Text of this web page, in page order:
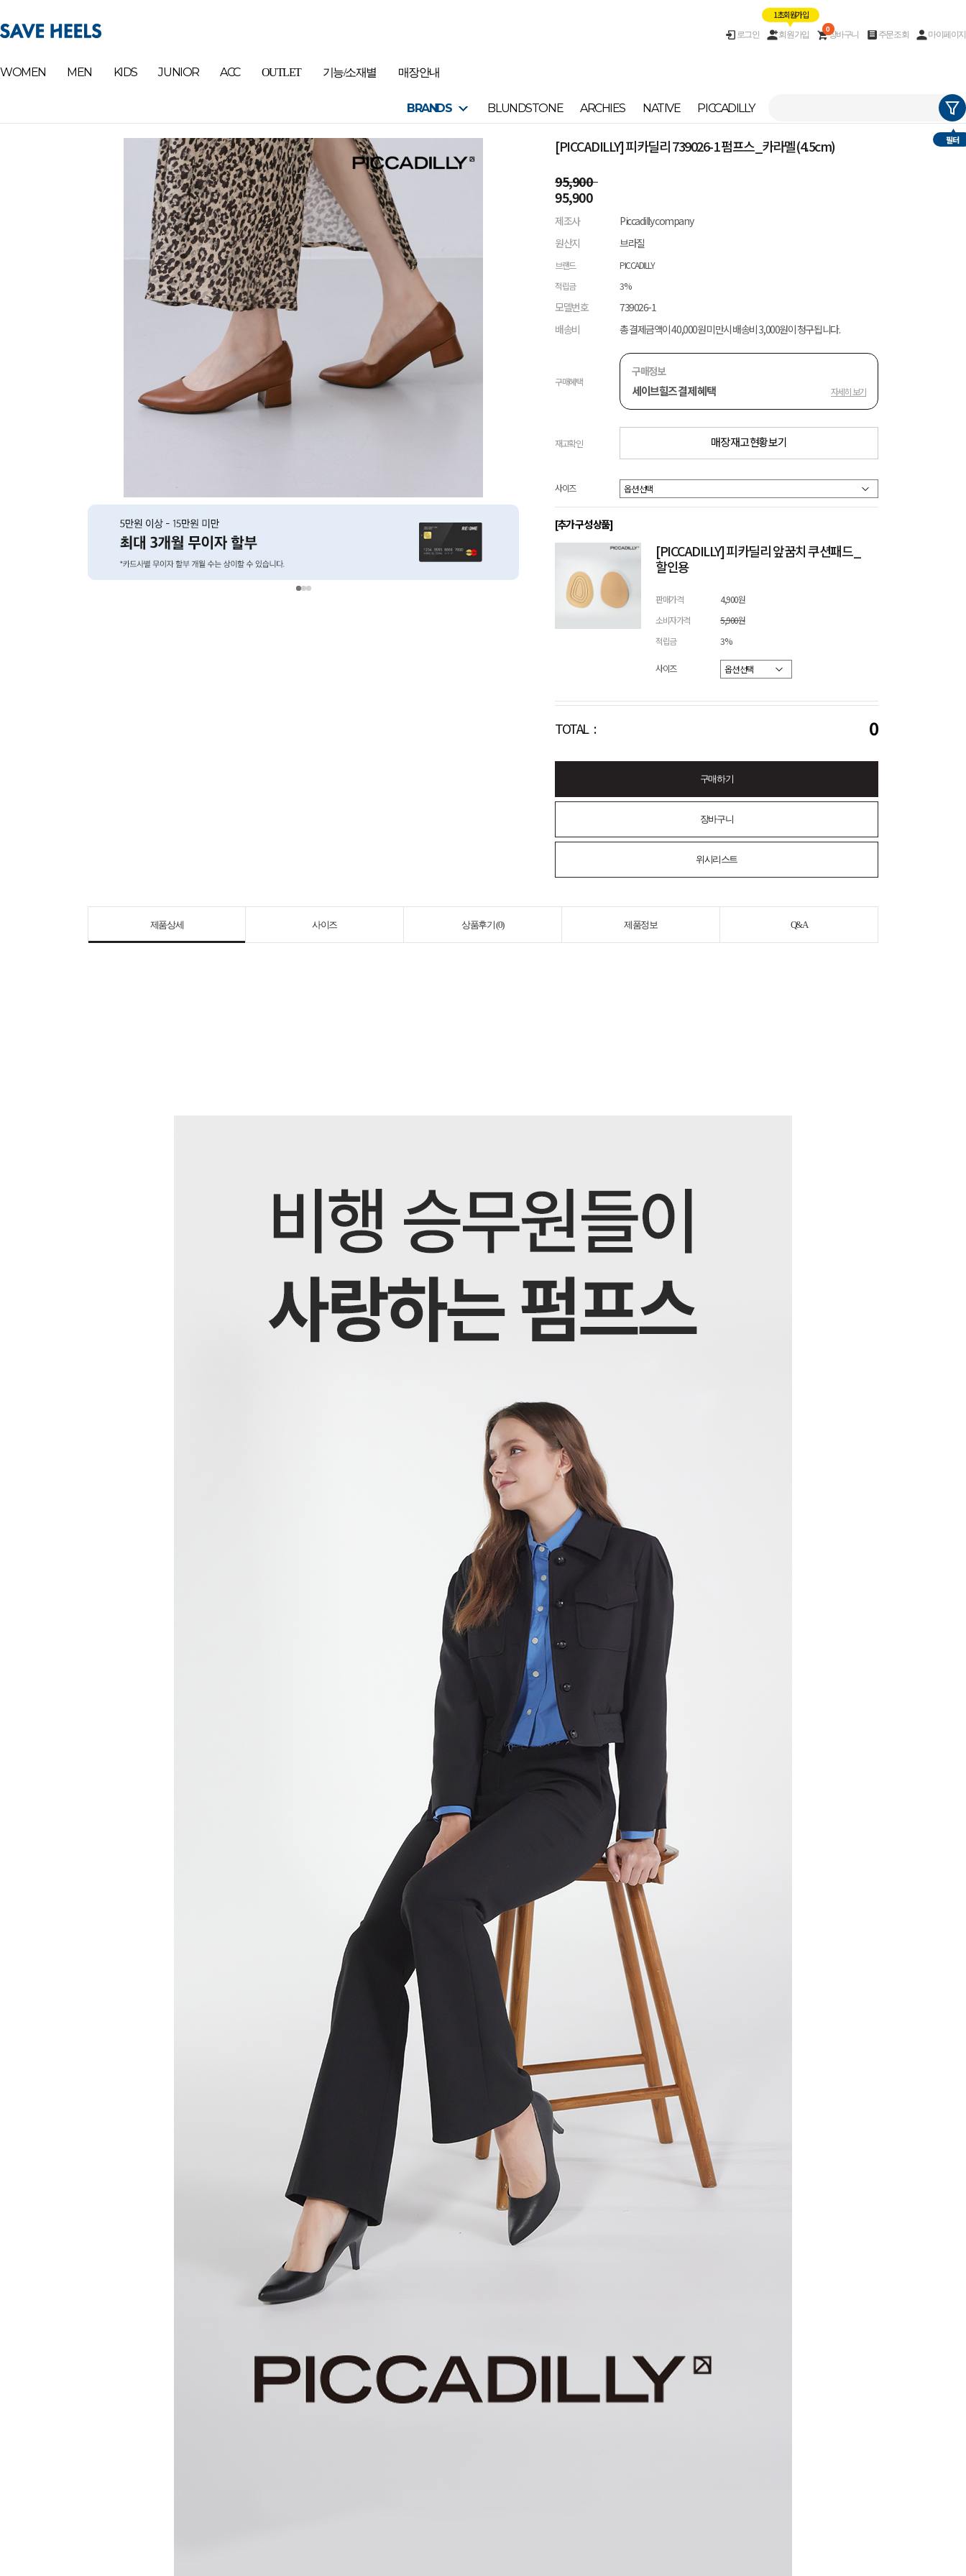
로그인 회원가입
1초 회원가입
장바구니
0
주문조회 마이페이지
WOMEN MEN KIDS JUNIOR ACC OUTLET 기능/소재별 매장안내
BRANDS BLUNDSTONE ARCHIES NATIVE PICCADILLY
필터
[PICCADILLY] 피카딜리 739026-1 펌프스_카라멜(4.5cm)
95,900
95,900
제조사
Piccadilly company
원산지
브라질
브랜드
PICCADILLY
적립금
3%
모델번호
739026-1
배송비
총 결제금액이 40,000원 미만시 배송비 3,000원이 청구됩니다.
구매혜택
구매정보
세이브힐즈 결제 혜택 자세히 보기
재고확인 매장 재고 현황 보기
사이즈
[추가 구성 상품]
[PICCADILLY] 피카딜리 앞꿈치 쿠션패드_
할인용
판매가격
4,900원
소비자가격
5,900원
적립금
3%
사이즈
TOTAL : 0
구매하기
장바구니
위시리스트
제품상세 사이즈 상품후기 (0) 제품정보 Q&A